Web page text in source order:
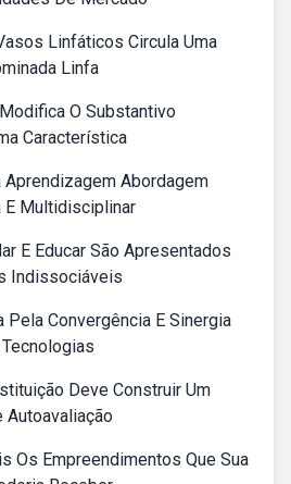
Linfáticos Circula Uma
Linfa
O Substantivo
Característica
Aprendizagem Abordagem
E Multidisciplinar
E Educar São Apresentados
Indissociáveis
Pela Convergência E Sinergia
Deve Construir Um
Autoavaliação
Os Empreendimentos Que Sua